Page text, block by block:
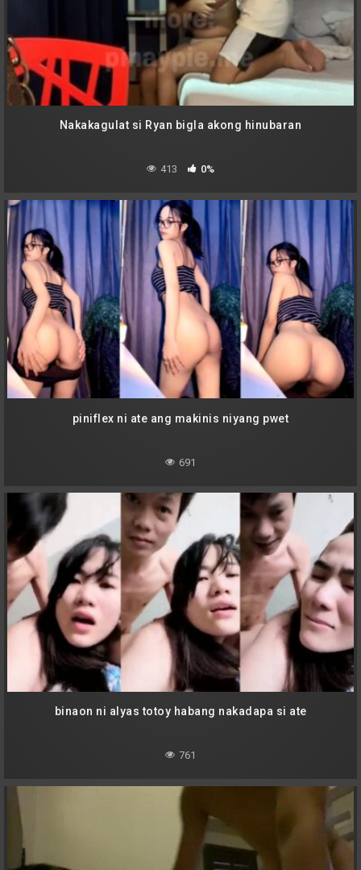
Nakakagulat si Ryan bigla akong hinubaran
413 0%
piniflex ni ate ang makinis niyang pwet
691
binaon ni alyas totoy habang nakadapa si ate
761